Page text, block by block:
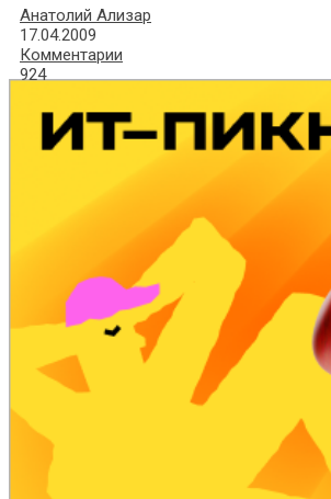
Анатолий Ализар
17.04.2009
Комментарии
924